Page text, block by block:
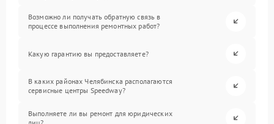
Возможно ли получать обратную связь в
процессе выполнения ремонтных работ?
Какую гарантию вы предоставляете?
В каких районах Челябинска располагаются
сервисные центры Speedway?
Выполняете ли вы ремонт для юридических